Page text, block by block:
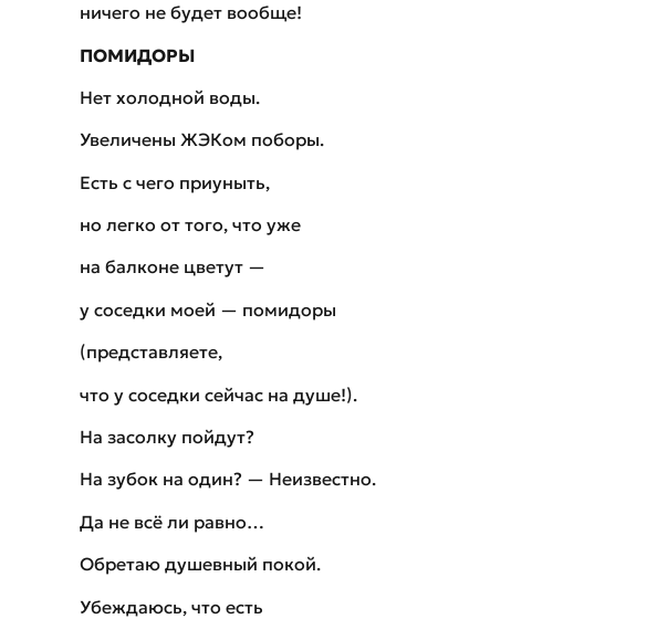
ничего не будет вообще!
ПОМИДОРЫ
Нет холодной воды.
Увеличены ЖЭКом поборы.
Есть с чего приуныть,
но легко от того, что уже
на балконе цветут —
у соседки моей — помидоры
(представляете,
что у соседки сейчас на душе!).
На засолку пойдут?
На зубок на один? — Неизвестно.
Да не всё ли равно…
Обретаю душевный покой.
Убеждаюсь, что есть